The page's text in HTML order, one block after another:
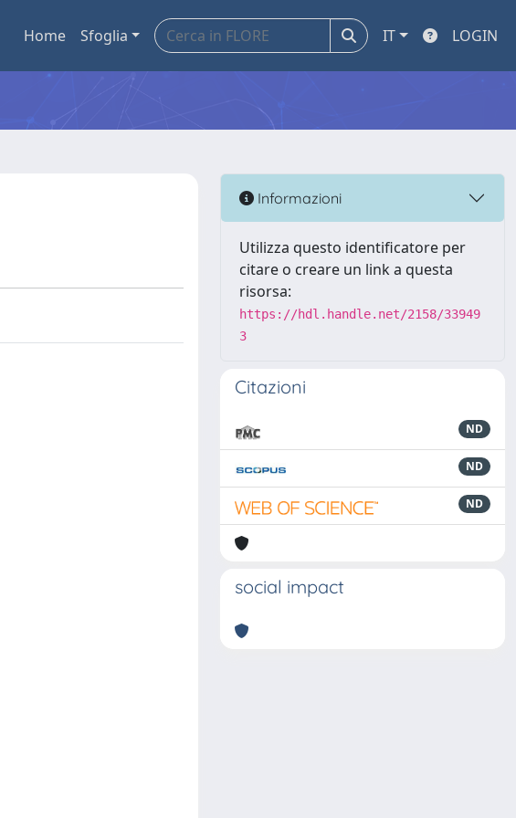
Home Sfoglia IT LOGIN
Informazioni
Utilizza questo identificatore per
citare o creare un link a questa
risorsa:
https://hdl.handle.net/2158/33949
3
Citazioni
ND
ND
ND
social impact